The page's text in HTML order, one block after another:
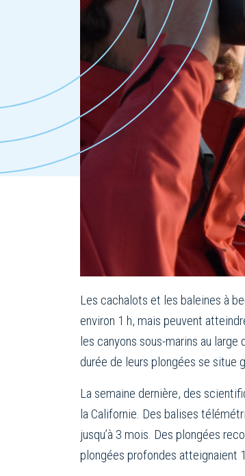
Les cachalots et les baleines à
environ 1 h, mais peuvent
les canyons sous-marins au
durée de leurs plongées se situe
La semaine dernière, des
la Californie. Des balises
jusqu’à 3 mois. Des plongées
plongées profondes atteignaient